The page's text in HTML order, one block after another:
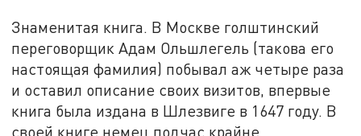
Знаменитая книга. В Москве голштинский
переговорщик Адам Ольшлегель (такова его
настоящая фамилия) побывал аж четыре раза
и оставил описание своих визитов, впервые
книга была издана в Шлезвиге в 1647 году. В
своей книге немец подчас крайне